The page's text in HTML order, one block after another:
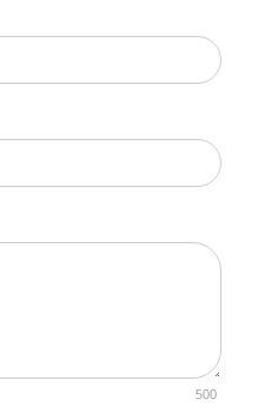
500